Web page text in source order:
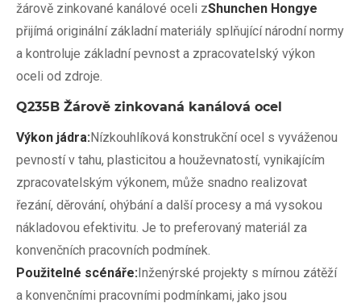
žárově zinkované kanálové oceli zShunchen Hongye
přijímá originální základní materiály splňující národní normy
a kontroluje základní pevnost a zpracovatelský výkon
oceli od zdroje.
Q235B Žárově zinkovaná kanálová ocel
Výkon jádra:Nízkouhlíková konstrukční ocel s vyváženou
pevností v tahu, plasticitou a houževnatostí, vynikajícím
zpracovatelským výkonem, může snadno realizovat
řezání, děrování, ohýbání a další procesy a má vysokou
nákladovou efektivitu. Je to preferovaný materiál za
konvenčních pracovních podmínek.
Použitelné scénáře:Inženýrské projekty s mírnou zátěží
a konvenčními pracovními podmínkami, jako jsou